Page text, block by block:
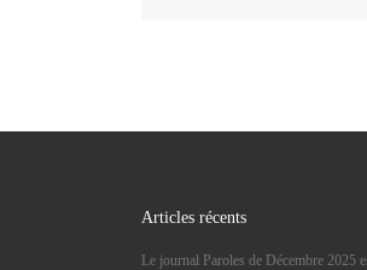
Articles récents
Le journal Paroles de Décembre 2025